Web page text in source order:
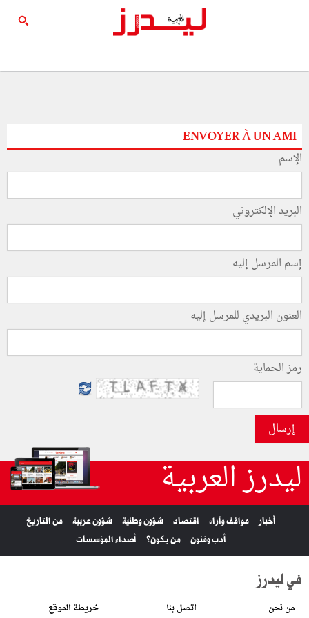
ENVOYER À UN AMI
الإسم
البريد الإلكتروني
إسم المرسل إليه
العنون البريدي للمرسل إليه
رمز الحماية
إرسال
ليدرز العربية
أخبار مواقف وآراء اقتصاد شؤون وطنية شؤون عربية
من التاريخ
أدب وفنون
من يكون؟ أصداء المؤسسات
في ليدرز
من نحن اتصل بنا خريطة الموقع